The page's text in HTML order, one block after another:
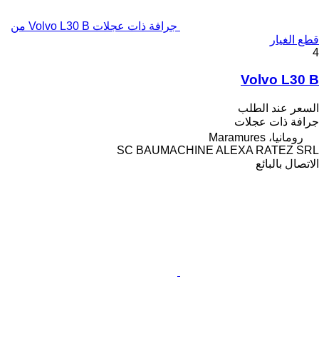
جرافة ذات عجلات Volvo L30 B من
قطع الغيار
4
Volvo L30 B
السعر عند الطلب
جرافة ذات عجلات
رومانيا، Maramures
SC BAUMACHINE ALEXA RATEZ SRL
الاتصال بالبائع